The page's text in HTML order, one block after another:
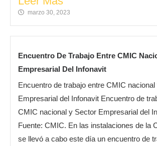
marzo 30, 2023
Encuentro De Trabajo Entre CMIC
Empresarial Del Infonavit
Encuentro de trabajo entre CMIC
Empresarial del Infonavit Encuentro de
CMIC nacional y Sector Empresarial del
Fuente: CMIC. En las instalaciones de la
se llevó a cabo este día un encuentro de